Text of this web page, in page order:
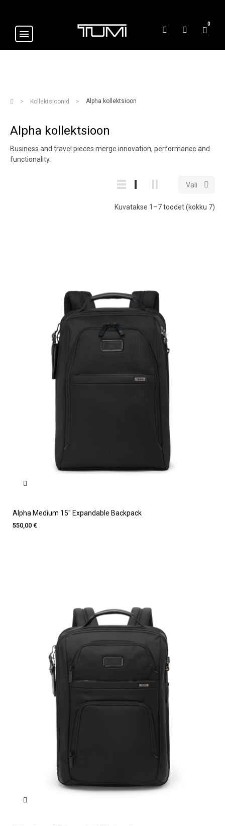
0
Kollektsioonid Alpha kollektsioon
Alpha kollektsioon
Business and travel pieces merge innovation, performance and
functionality.
Vali 
Kuvatakse 1–7 toodet (kokku 7)
Alpha Medium 15" Expandable Backpack
550,00 €